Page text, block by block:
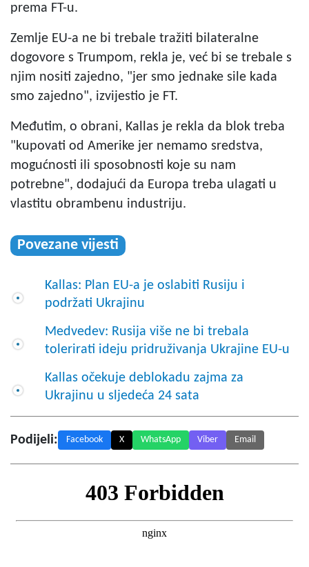
prema FT-u.
Zemlje EU-a ne bi trebale tražiti bilateralne
dogovore s Trumpom, rekla je, već bi se trebale s
njim nositi zajedno, "jer smo jednake sile kada
smo zajedno", izvijestio je FT.
Međutim, o obrani, Kallas je rekla da blok treba
"kupovati od Amerike jer nemamo sredstva,
mogućnosti ili sposobnosti koje su nam
potrebne", dodajući da Europa treba ulagati u
vlastitu obrambenu industriju.
Povezane vijesti
Kallas: Plan EU-a je oslabiti Rusiju i
podržati Ukrajinu
Medvedev: Rusija više ne bi trebala
tolerirati ideju pridruživanja Ukrajine EU-u
Kallas očekuje deblokadu zajma za
Ukrajinu u sljedeća 24 sata
Podijeli: Facebook X WhatsApp Viber Email